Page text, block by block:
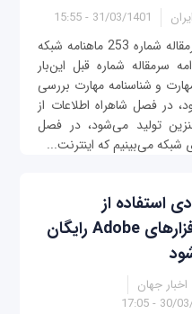
31/03/1401 - 15:55
در سرمقاله شماره 253 ماهنامه شبکه
سرمقاله شماره قبل این‌بار
و شناسنامه مهارت بررسی
در فصل شاهراه اطلاعات از
تولید می‌شود، در فصل
شبکه می‌بینیم که اینترنت...
استفاده از
نرم‌افزارهای Adobe رایگان
اخبار جهان
30/03/